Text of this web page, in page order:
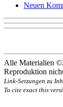
Neuen
Alle Materialien
Reproduktion
Link-Setzungen zu
To cite exact this